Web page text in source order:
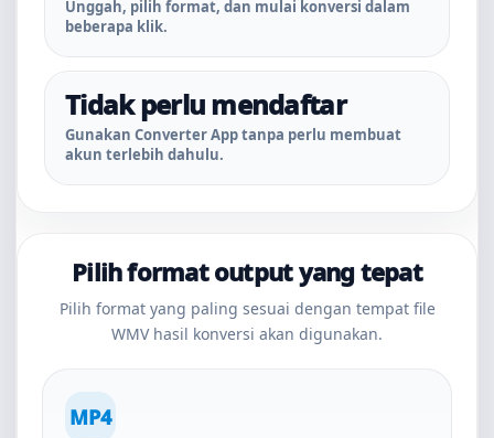
Unggah, pilih format, dan mulai konversi dalam
beberapa klik.
Tidak perlu mendaftar
Gunakan Converter App tanpa perlu membuat
akun terlebih dahulu.
Pilih format output yang tepat
Pilih format yang paling sesuai dengan tempat file
WMV hasil konversi akan digunakan.
MP4